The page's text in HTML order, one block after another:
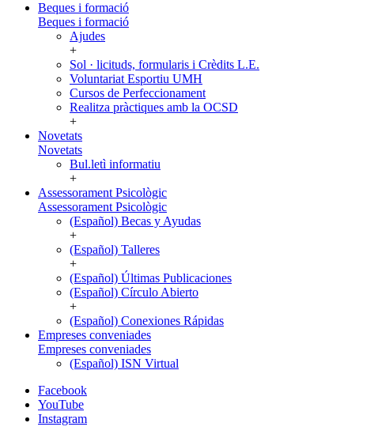
Beques i formació
Beques i formació
Ajudes
+
Sol · licituds, formularis i Crèdits L.E.
Voluntariat Esportiu UMH
Cursos de Perfeccionament
Realitza pràctiques amb la OCSD
+
Novetats
Novetats
Bul.letì informatiu
+
Assessorament Psicològic
Assessorament Psicològic
(Español) Becas y Ayudas
+
(Español) Talleres
+
(Español) Últimas Publicaciones
(Español) Círculo Abierto
+
(Español) Conexiones Rápidas
Empreses conveniades
Empreses conveniades
(Español) ISN Virtual
Facebook
YouTube
Instagram